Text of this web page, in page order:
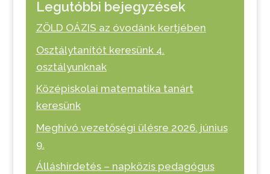
Legutóbbi bejegyzések
ZÖLD OÁZIS az óvodánk kertjében
Osztálytanítót keresünk 4.
osztályunknak
Középiskolai matematika tanárt
keresünk
Meghívó vezetőségi ülésre 2026. június
9.
Álláshirdetés – napközis pedagógus